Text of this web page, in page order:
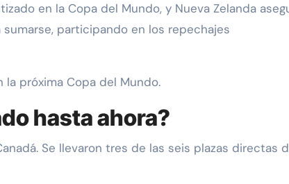
en la Copa del Mundo, y Nueva Zelanda
participando en los repechajes
la próxima Copa del Mundo.
hasta ahora?
Se llevaron tres de las seis plazas directas